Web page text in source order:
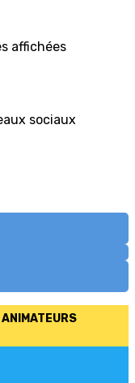
affichées
sociaux